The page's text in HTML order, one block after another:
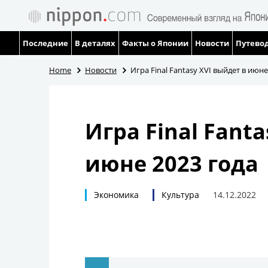
Последние В деталях Факты о Японии Новости
Home Новости Игра Final Fantasy XVI выйдет в
Игра Final
июне 2023 года
Экономика Культура 14.12.2022